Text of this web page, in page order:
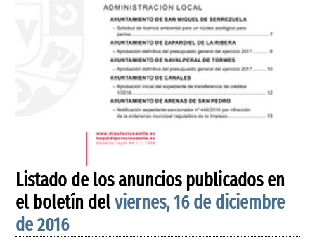
Listado de los anuncios publicados en
el boletín delviernes, 16 de diciembre
de 2016